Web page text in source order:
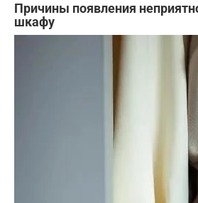
Причины появления
шкафу